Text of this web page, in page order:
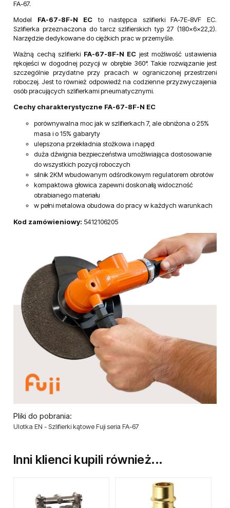
FA-67.
Model FA-67-8F-N EC to następca szlifierki FA-7E-8VF EC.
Szlifierka przeznaczona do tarcz szlifierskich typ 27 (180x6x22,2).
Narzędzie dedykowane do ciężkich prac w przemyśle.
Ważną cechą szlifierki FA-67-8F-N EC jest możliwość ustawienia
rękojeści w dogodnej pozycji w obrębie 360°. Takie rozwiązanie jest
szczególnie przydatne przy pracach w ograniczonej przestrzeni
roboczej. Jest to również odpowiedź na codzienne przyzwyczajenia
osób pracujących szlifierkami pneumatycznymi.
Cechy charakterystyczne FA-67-8F-N EC
porównywalna moc jak w szlifierkach 7, ale obniżona o 25%
masa i o 15% gabaryty
ulepszona przekładnia stożkowa i napęd
duża dźwignia bezpieczeństwa umożliwiająca dostosowanie
do wszystkich pozycji roboczych
silnik 2KM wbudowanym odśrodkowym regulatorem obrotów
kompaktowa głowica zapewni doskonałą widoczność
obrabianego materiału
w pełni metalowa obudowa do pracy w każdych warunkach
Kod zamówieniowy: 5412106205
Pliki do pobrania:
Ulotka EN - Szlifierki kątowe Fuji seria FA-67
Inni klienci kupili również...